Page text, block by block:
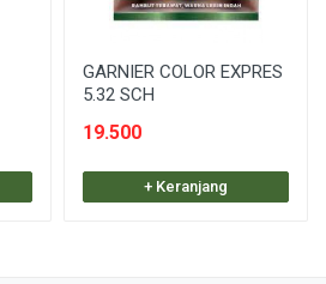
GARNIER COLOR EXPRES
5.32 SCH
19.500
+ Keranjang